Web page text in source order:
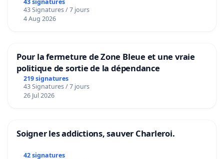
43 signatures
43 Signatures / 7 jours
4 Aug 2026
Pour la fermeture de Zone Bleue et une vraie
politique de sortie de la dépendance
219 signatures
43 Signatures / 7 jours
26 Jul 2026
Soigner les addictions, sauver Charleroi.
42 signatures